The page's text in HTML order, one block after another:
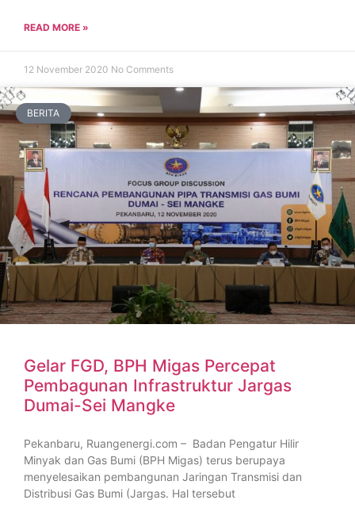
READ MORE »
12 November 2020 No Comments
BERITA
Gelar FGD, BPH Migas Percepat
Pembagunan Infrastruktur Jargas
Dumai-Sei Mangke
Pekanbaru, Ruangenergi.com – Badan Pengatur Hilir
Minyak dan Gas Bumi (BPH Migas) terus berupaya
menyelesaikan pembangunan Jaringan Transmisi dan
Distribusi Gas Bumi (Jargas. Hal tersebut